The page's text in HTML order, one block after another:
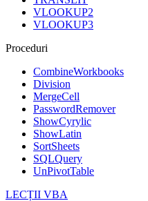
VLOOKUP2
VLOOKUP3
Proceduri
CombineWorkbooks
Division
MergeCell
PasswordRemover
ShowCyrylic
ShowLatin
SortSheets
SQLQuery
UnPivotTable
LECȚII VBA